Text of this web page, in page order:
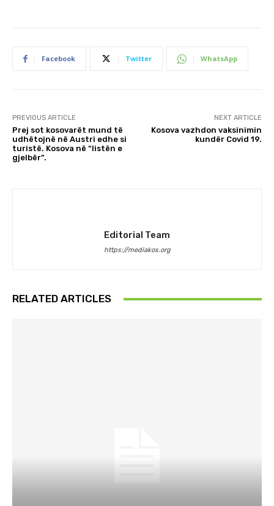
Facebook Twitter WhatsApp
PREVIOUS ARTICLE
Prej sot kosovarët mund të
udhëtojnë në Austri edhe si
turistë. Kosova në “listën e
gjelbër”.
NEXT ARTICLE
Kosova vazhdon vaksinimin
kundër Covid 19.
Editorial Team
https://mediakos.org
RELATED ARTICLES